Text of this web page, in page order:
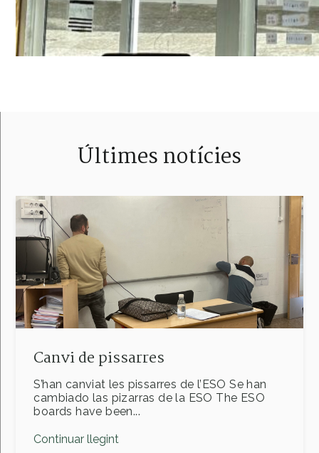
Últimes notícies
Canvi de pissarres
S’han canviat les pissarres de l’ESO Se han
cambiado las pizarras de la ESO The ESO
boards have been...
Continuar llegint